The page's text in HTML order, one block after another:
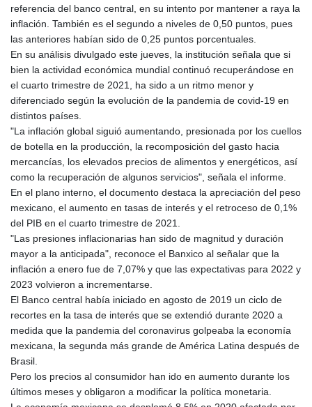
referencia del banco central, en su intento por mantener a raya la
inflación. También es el segundo a niveles de 0,50 puntos, pues
las anteriores habían sido de 0,25 puntos porcentuales.
En su análisis divulgado este jueves, la institución señala que si
bien la actividad económica mundial continuó recuperándose en
el cuarto trimestre de 2021, ha sido a un ritmo menor y
diferenciado según la evolución de la pandemia de covid-19 en
distintos países.
"La inflación global siguió aumentando, presionada por los cuellos
de botella en la producción, la recomposición del gasto hacia
mercancías, los elevados precios de alimentos y energéticos, así
como la recuperación de algunos servicios", señala el informe.
En el plano interno, el documento destaca la apreciación del peso
mexicano, el aumento en tasas de interés y el retroceso de 0,1%
del PIB en el cuarto trimestre de 2021.
"Las presiones inflacionarias han sido de magnitud y duración
mayor a la anticipada", reconoce el Banxico al señalar que la
inflación a enero fue de 7,07% y que las expectativas para 2022 y
2023 volvieron a incrementarse.
El Banco central había iniciado en agosto de 2019 un ciclo de
recortes en la tasa de interés que se extendió durante 2020 a
medida que la pandemia del coronavirus golpeaba la economía
mexicana, la segunda más grande de América Latina después de
Brasil.
Pero los precios al consumidor han ido en aumento durante los
últimos meses y obligaron a modificar la política monetaria.